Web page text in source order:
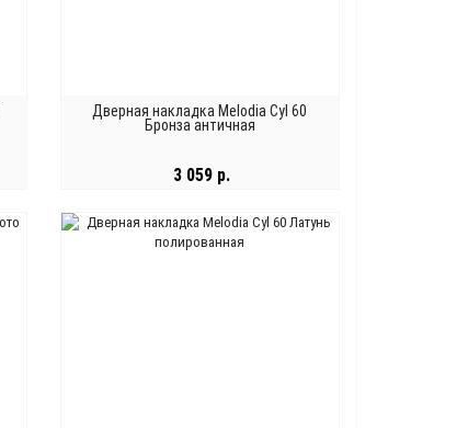
Дверная накладка Melodia Cyl 60
Бронза античная
3 059 р.
В КОРЗИНУ